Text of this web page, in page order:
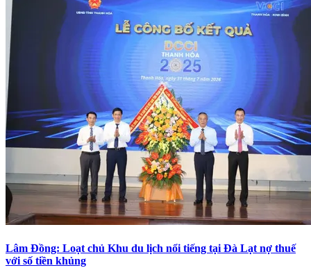
Lâm Đồng: Loạt chủ Khu du lịch nổi tiếng tại Đà Lạt nợ thuế
với số tiền khủng